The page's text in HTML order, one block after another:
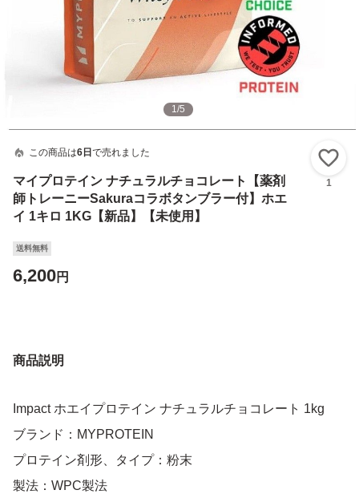
1/5
この商品は6日 で売れました
マイプロテイン ナチュラルチョコレート【薬剤
師トレーニーSakuraコラボタンブラー付】ホエ
イ 1キロ 1KG【新品】【未使用】
1
送料無料
6,200円
商品説明
Impact ホエイプロテイン ナチュラルチョコレート 1kg
ブランド：MYPROTEIN
プロテイン剤形、タイプ：粉末
製法：WPC製法